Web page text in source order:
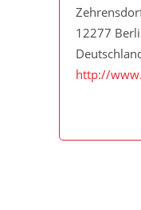
12277
http://